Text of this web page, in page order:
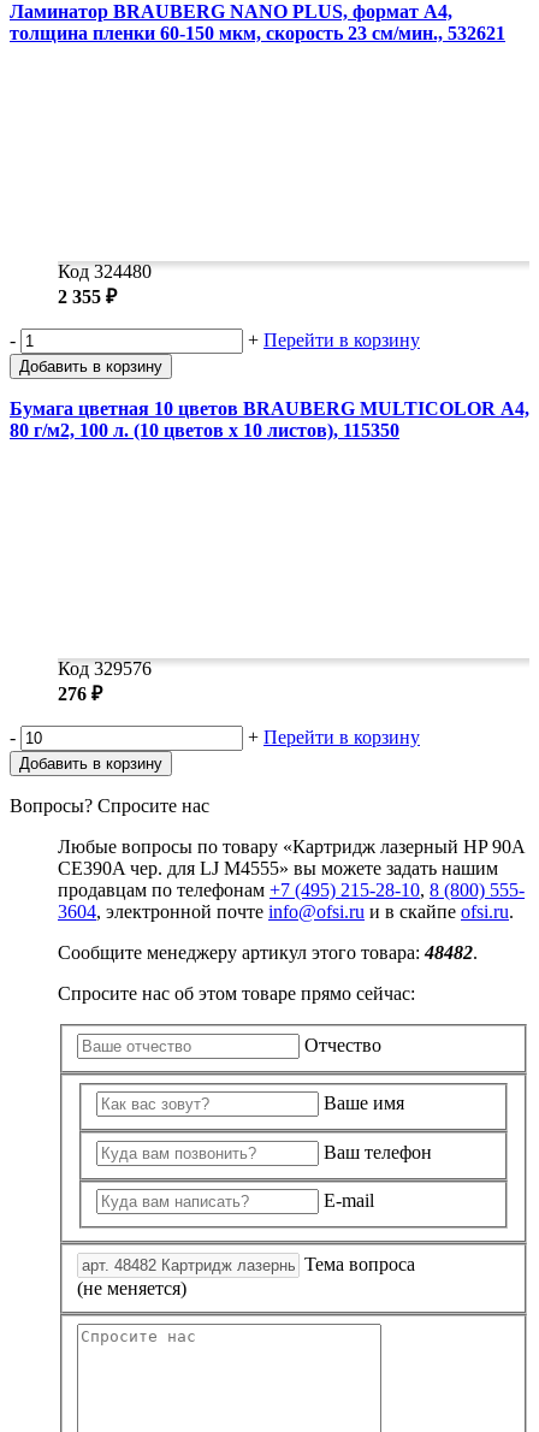
Ламинатор BRAUBERG NANO PLUS, формат A4,
толщина пленки 60-150 мкм, скорость 23 см/мин., 532621
Код 324480
2 355 ₽
- + Перейти в корзину
Добавить в корзину
Бумага цветная 10 цветов BRAUBERG MULTICOLOR А4,
80 г/м2, 100 л. (10 цветов x 10 листов), 115350
Код 329576
276 ₽
- + Перейти в корзину
Добавить в корзину
Вопросы? Спросите нас
Любые вопросы по товару «Картридж лазерный HP 90A
CE390A чер. для LJ M4555» вы можете задать нашим
продавцам по телефонам +7 (495) 215-28-10, 8 (800) 555-
3604, электронной почте info@ofsi.ru и в скайпе ofsi.ru.
Сообщите менеджеру артикул этого товара:48482.
Спросите нас об этом товаре прямо сейчас:
Отчество
Ваше имя
Ваш телефон
E-mail
Тема вопроса
(не меняется)